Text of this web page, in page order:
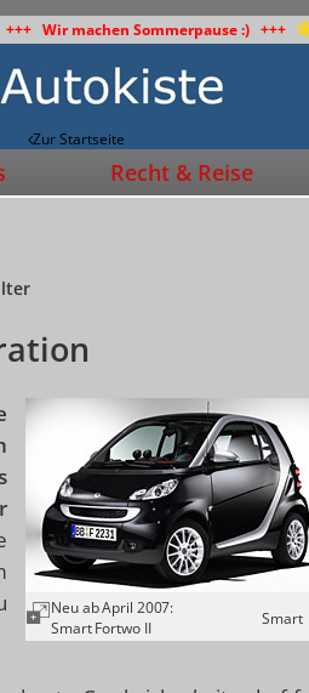
Wir machen Sommerpause :) +++
Zur Startseite
Recht & Reise
Neu ab April 2007:
Smart Fortwo II
Smart